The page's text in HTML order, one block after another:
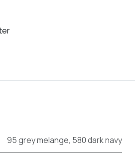
95 grey melange, 580 dark navy